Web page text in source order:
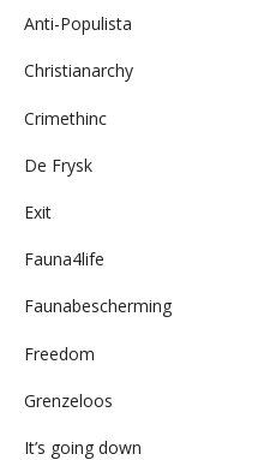
Anti-Populista
Christianarchy
Crimethinc
De Frysk
Exit
Fauna4life
Faunabescherming
Freedom
Grenzeloos
It’s going down